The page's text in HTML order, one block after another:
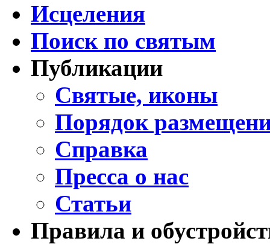
Исцеления
Поиск по святым
Публикации
Святые, иконы
Порядок
Справка
Пресса о нас
Статьи
Правила и